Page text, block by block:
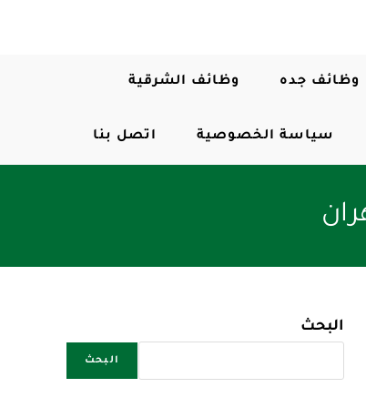
وظائف جده وظائف الشرقية
سياسة الخصوصية اتصل بنا
البحث
البحث